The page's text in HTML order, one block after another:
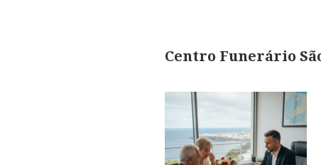
Centro Funerário